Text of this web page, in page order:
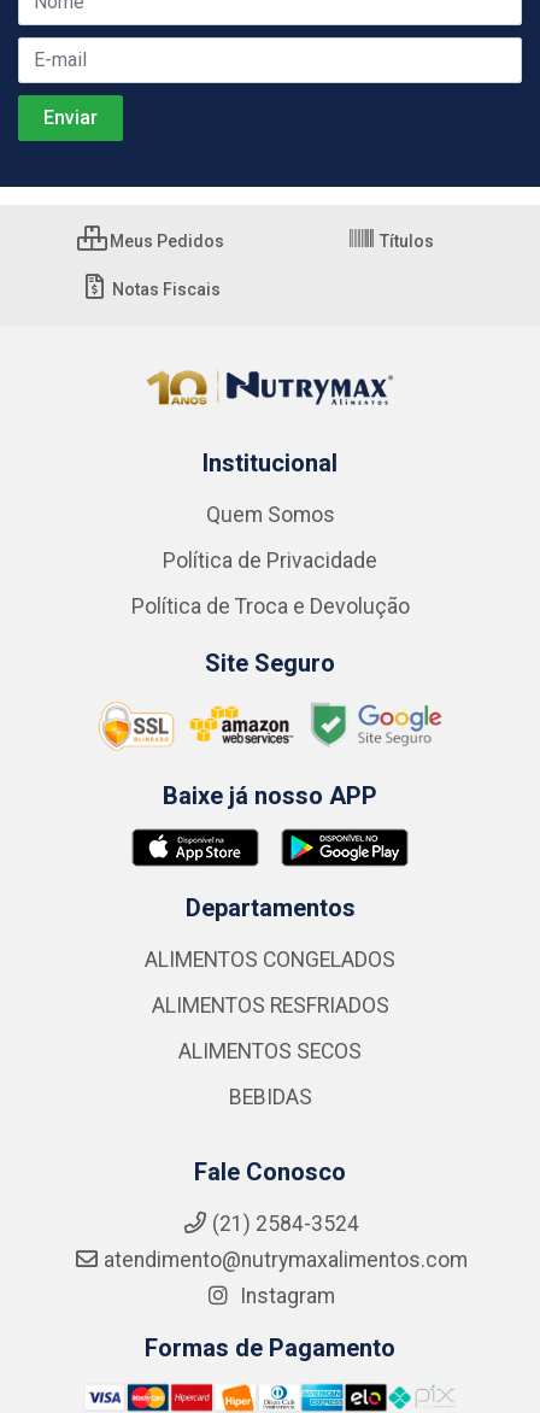
Meus Pedidos Títulos
Notas Fiscais
Institucional
Quem Somos
Política de Privacidade
Política de Troca e Devolução
Site Seguro
Baixe já nosso APP
Departamentos
ALIMENTOS CONGELADOS
ALIMENTOS RESFRIADOS
ALIMENTOS SECOS
BEBIDAS
Fale Conosco
(21) 2584-3524
atendimento@nutrymaxalimentos.com
Instagram
Formas de Pagamento